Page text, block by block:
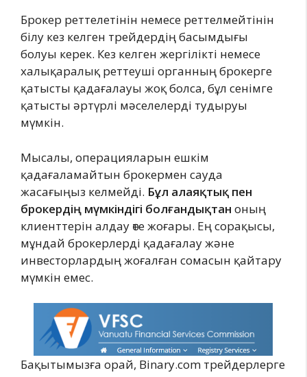
Брокер реттелетінін немесе реттелмейтінін
білу кез келген трейдердің басымдығы
болуы керек. Кез келген жергілікті немесе
халықаралық реттеуші органның брокерге
қатысты қадағалауы жоқ болса, бұл сенімге
қатысты әртүрлі мәселелерді тудыруы
мүмкін.
Мысалы, операцияларын ешкім
қадағаламайтын брокермен сауда
жасағыңыз келмейді. Бұл алаяқтық пен
брокердің мүмкіндігі болғандықтан оның
клиенттерін алдау өте жоғары. Ең сорақысы,
мұндай брокерлерді қадағалау және
инвесторлардың жоғалған сомасын қайтару
мүмкін емес.
Бақытымызға орай, Binary.com трейдерлерге